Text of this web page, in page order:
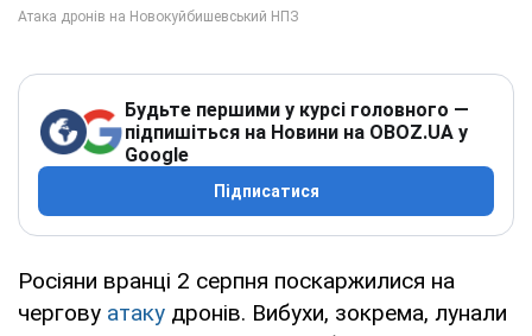
Будьте першими у курсі головного —
підпишіться на Новини на OBOZ.UA у
Google
Підписатися
Росіяни вранці 2 серпня поскаржилися на
чергову атаку дронів. Вибухи, зокрема, лунали